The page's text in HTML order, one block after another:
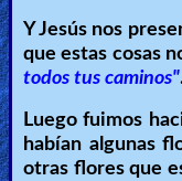
Y Jesús nos
que estas cosas
todos tus caminos"
Luego fuimos
habían algunas
otras flores que